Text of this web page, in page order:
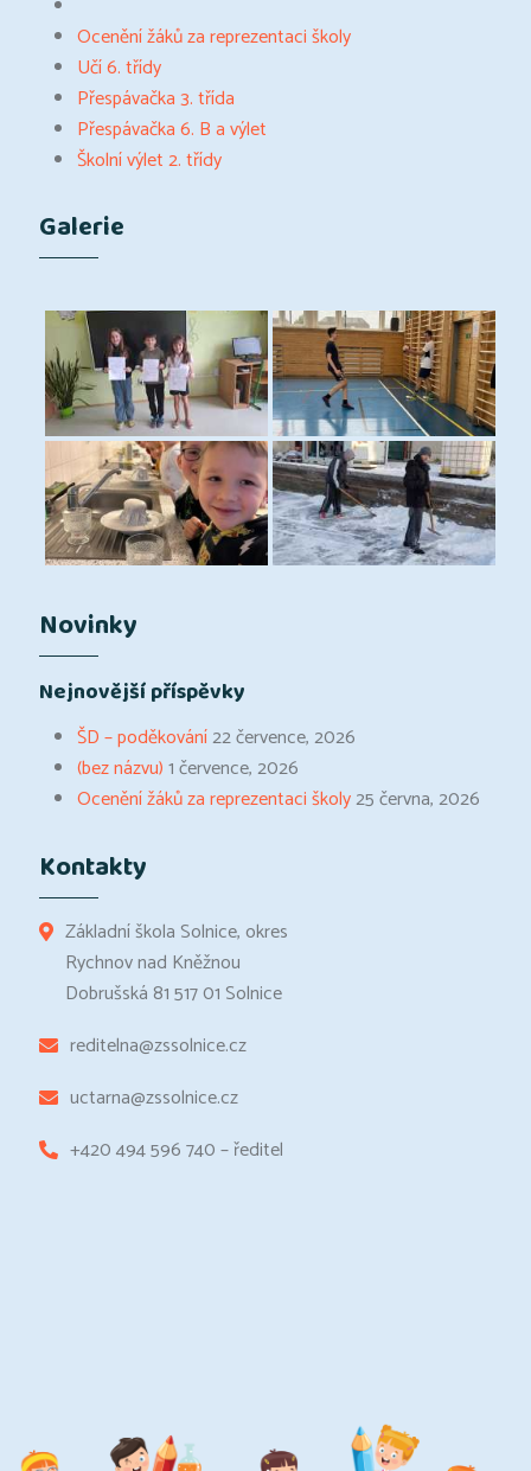
Ocenění žáků za reprezentaci školy
Učí 6. třídy
Přespávačka 3. třída
Přespávačka 6. B a výlet
Školní výlet 2. třídy
Galerie
Novinky
Nejnovější příspěvky
ŠD – poděkování22 července, 2026
(bez názvu)1 července, 2026
Ocenění žáků za reprezentaci školy25 června, 2026
Kontakty
Základní škola Solnice, okres
Rychnov nad Kněžnou
Dobrušská 81 517 01 Solnice
reditelna@zssolnice.cz
uctarna@zssolnice.cz
+420 494 596 740 – ředitel